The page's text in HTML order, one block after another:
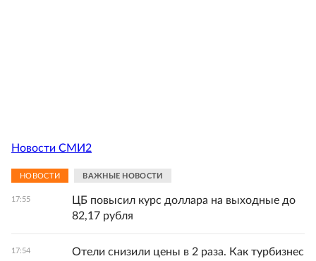
Новости СМИ2
НОВОСТИ ВАЖНЫЕ НОВОСТИ
17:55
ЦБ повысил курс доллара на выходные до
82,17 рубля
17:54
Отели снизили цены в 2 раза. Как турбизнес